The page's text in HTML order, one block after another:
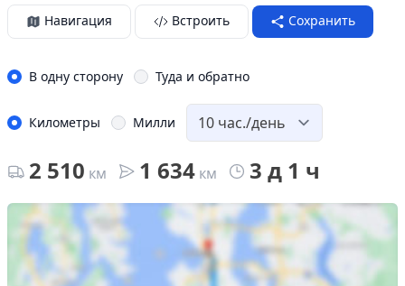
Навигация Встроить Сохранить
В одну сторону Туда и обратно
Километры Милли
2 510 км 1 634 км 3 д 1 ч